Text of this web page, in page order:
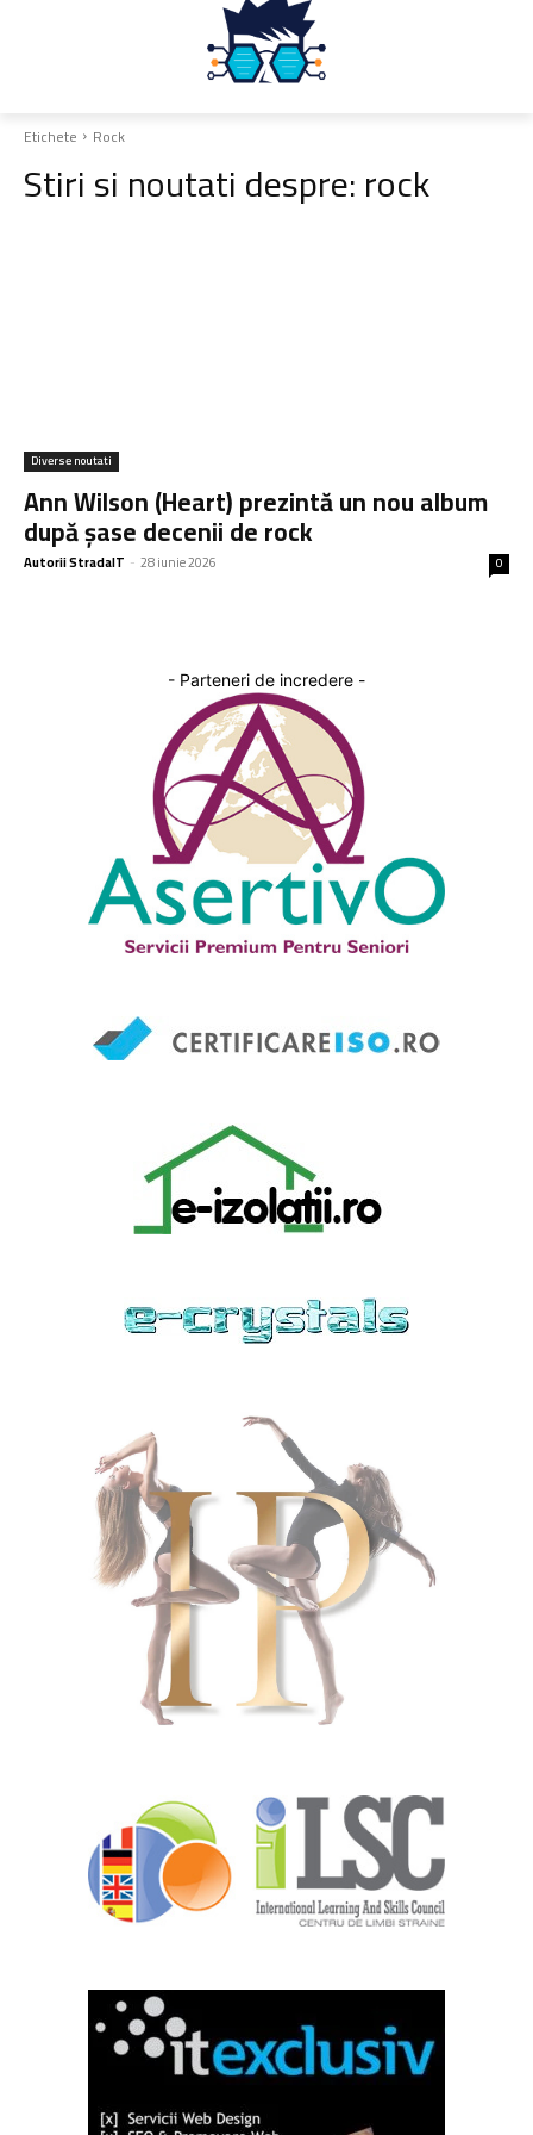
Etichete Rock
Stiri si noutati despre:rock
Diverse noutati
Ann Wilson (Heart) prezintă un nou album
după șase decenii de rock
Autorii StradaIT - 28 iunie 2026 0
- Parteneri de incredere -